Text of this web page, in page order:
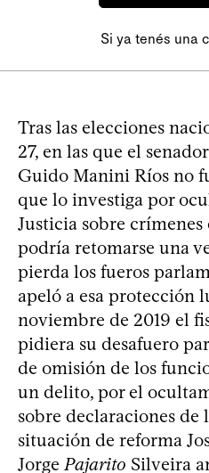
Si ya tenés una
Tras las elecciones
27, en las que el
Guido Manini Ríos no
que lo investiga por
Justicia sobre
podría retomarse una
pierda los fueros
apeló a esa protección
noviembre de 2019 el
pidiera su desafuero
de omisión de los
un delito, por el
sobre declaraciones de
situación de reforma
Jorge Pajarito Silveira